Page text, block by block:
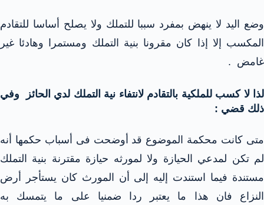
وضع اليد لا ينهض بمفرد سببا للتملك ولا يصلح أساسا للتقادم
المكسب إلا إذا كان مقرونا بنية التملك ومستمرا وهادئا غير
غامض .
لذا لا كسب للملكية بالتقادم لانتفاء نية التملك لدي الحائز وفي
ذلك قضي :
متى كانت محكمة الموضوع قد أوضحت فى أسباب حكمها أنه
لم تكن لمدعي الحيازة ولا لمورثه حيازة مقترنة بنية التملك
مستندة فيما استندت إليه إلى أن المورث كان يستأجر أرض
النزاع فان هذا ما يعتبر ردا ضمنيا على ما يتمسك به